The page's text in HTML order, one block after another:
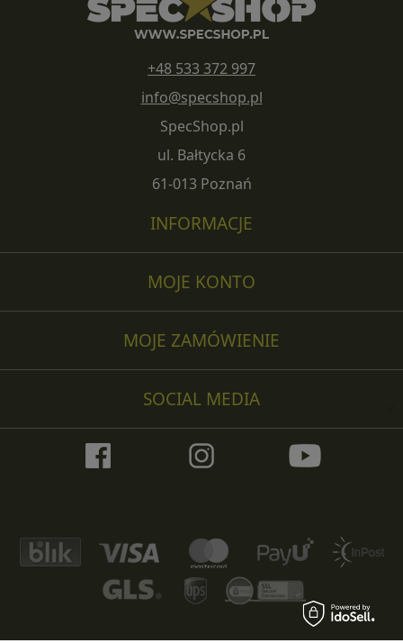
MOJE ZAMÓWIENIE
MOJE KONTO
+48 533 372 997
info@specshop.pl
SpecShop.pl
ul. Bałtycka 6
61-013 Poznań
INFORMACJE
SOCIAL MEDIA